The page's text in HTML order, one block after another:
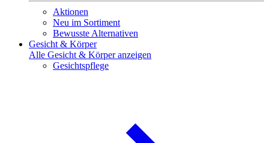
Aktionen
Neu im Sortiment
Bewusste Alternativen
Gesicht & Körper
Alle Gesicht & Körper anzeigen
Gesichtspflege